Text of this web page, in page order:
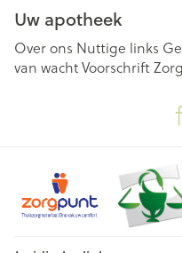
Uw apotheek
Over ons Nuttige links
van wachtVoorschrift